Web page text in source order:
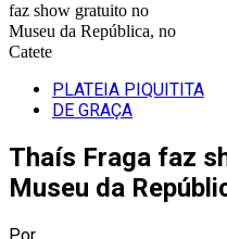
faz show gratuito no
Museu da República, no
Catete
PLATEIA PIQUITITA
DE GRAÇA
Thaís Fraga faz
Museu da